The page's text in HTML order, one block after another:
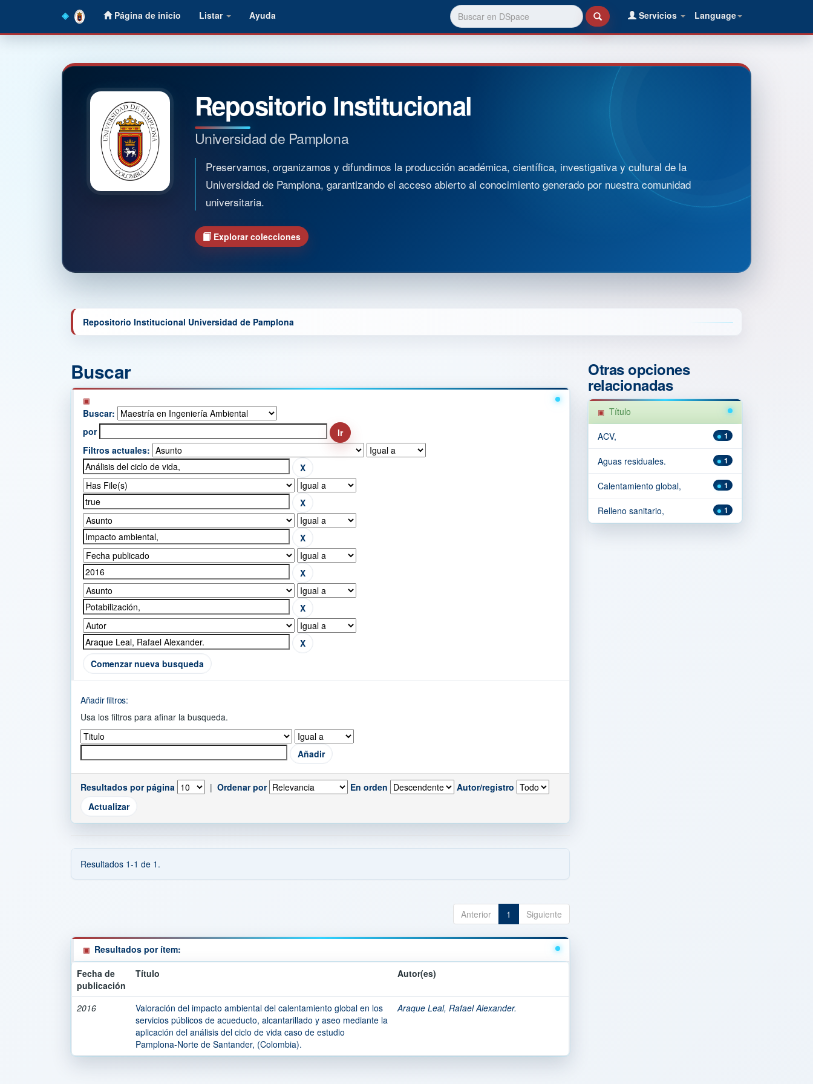
Página de inicio Listar Ayuda Language
Servicios
Repositorio Institucional
Universidad de Pamplona
Preservamos, organizamos y difundimos la producción académica, científica, investigativa y cultural de la
Universidad de Pamplona, garantizando el acceso abierto al conocimiento generado por nuestra comunidad
universitaria.
Explorar colecciones
Repositorio Institucional Universidad de Pamplona
Buscar
Buscar:
por
Filtros actuales:
Comenzar nueva busqueda
Añadir filtros:
Usa los filtros para afinar la busqueda.
Resultados por página | Ordenar por En orden Autor/registro
Resultados 1-1 de 1.
Anterior 1 Siguiente
Resultados por ítem:
Fecha de
publicación
Título Autor(es)
2016
Valoración del impacto ambiental del calentamiento global en los
servicios públicos de acueducto, alcantarillado y aseo mediante la
aplicación del análisis del ciclo de vida caso de estudio
Pamplona-Norte de Santander, (Colombia).
Araque Leal, Rafael Alexander.
Otras opciones
relacionadas
Título
1
ACV,
1
Aguas residuales.
1
Calentamiento global,
1
Relleno sanitario,